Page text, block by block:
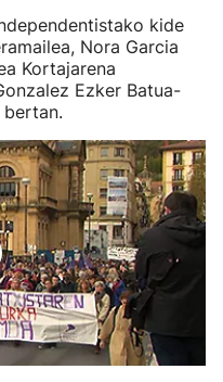
kide
Nora Garcia
Kortajarena
Ezker Batua-